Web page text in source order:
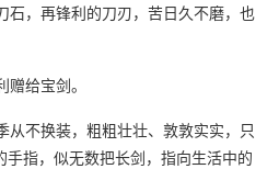
石，再锋利的刀刃，苦日久不磨，也
给宝剑。
从不换装，粗粗壮壮、敦敦实实，只
指，似无数把长剑，指向生活中的